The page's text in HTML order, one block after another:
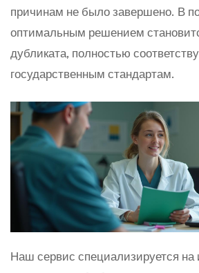
причинам не было завершено. В
оптимальным решением
дубликата, полностью
государственным стандартам.
Наш сервис специализируется на